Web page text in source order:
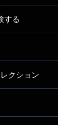
する
モデル
クション